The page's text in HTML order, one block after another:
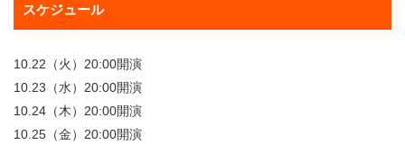
スケジュール
10.22（火）20:00開演
10.23（水）20:00開演
10.24（木）20:00開演
10.25（金）20:00開演